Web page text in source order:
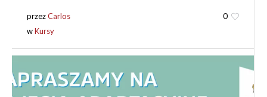
0
przezCarlos
wKursy